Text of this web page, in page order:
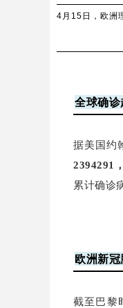
4月15日，欧洲
全球确
据美国约
2394291
累计确诊
欧洲新
截至巴黎